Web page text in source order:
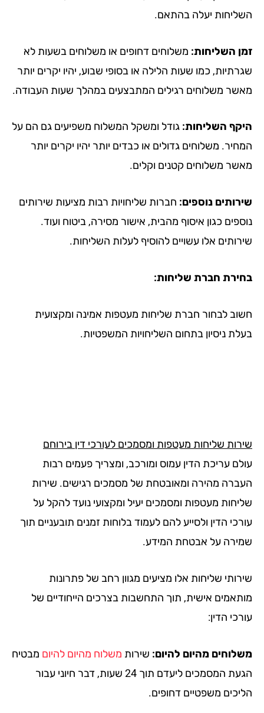
יעלה בהתאם.
השליחות:משלוחים דחופים או משלוחים בשעות לא
כמו שעות הלילה או בסופי שבוע, יהיו יקרים יותר
משלוחים רגילים המתבצעים במהלך שעות העבודה.
השליחות:גודל ומשקל המשלוח משפיעים גם הם על
משלוחים גדולים או כבדים יותר יהיו יקרים יותר
משלוחים קטנים וקלים.
נוספים:חברות שליחויות רבות מציעות שירותים
כגון איסוף מהבית, אישור מסירה, ביטוח ועוד.
אלו עשויים להוסיף לעלות השליחות.
חברת שליחות:
לבחור חברת שליחות מעטפות אמינה ומקצועית
ניסיון בתחום השליחויות המשפטיות.
שליחות מעטפות ומסמכים לעורכי דין בירוחם
עריכת הדין עמוס ומורכב, ומצריך פעמים רבות
מהירה ומאובטחת של מסמכים רגישים. שירות
מעטפות ומסמכים יעיל ומקצועי נועד להקל על
הדין ולסייע להם לעמוד בלוחות זמנים תובעניים תוך
על אבטחת המידע.
שליחות אלו מציעים מגוון רחב של פתרונות
אישית, תוך התחשבות בצרכים הייחודיים של
הדין:
מהיום להיום:שירותמשלוח מהיום להיוםמבטיח
הגעת המסמכים ליעדם תוך 24 שעות, דבר חיוני עבור
משפטיים דחופים.